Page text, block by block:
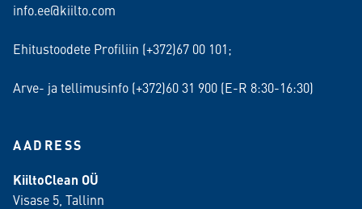
info.ee@kiilto.com
Ehitustoodete Profiliin (+372)67 00 101;
Arve- ja tellimusinfo (+372)60 31 900 (E-R 8:30-16:30)
AADRESS
KiiltoClean OÜ
Visase 5, Tallinn